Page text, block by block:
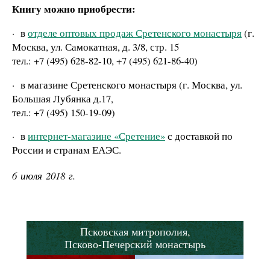
Книгу можно приобрести:
· вотделе оптовых продаж Сретенского монастыря(г.
Москва, ул. Самокатная, д. 3/8, стр. 15
тел.: +7 (495) 628-82-10, +7 (495) 621-86-40)
· в магазине Сретенского монастыря (г. Москва, ул.
Большая Лубянка д.17,
тел.: +7 (495) 150-19-09)
· винтернет-магазине «Сретение»с доставкой по
России и странам ЕАЭС.
6 июля 2018 г.
Псковская митрополия,
Псково-Печерский монастырь